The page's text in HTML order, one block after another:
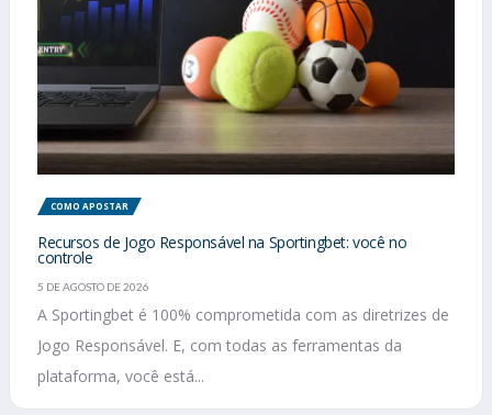
COMO APOSTAR
Recursos de Jogo Responsável na Sportingbet: você no
controle
5 DE AGOSTO DE 2026
A Sportingbet é 100% comprometida com as diretrizes de
Jogo Responsável. E, com todas as ferramentas da
plataforma, você está...